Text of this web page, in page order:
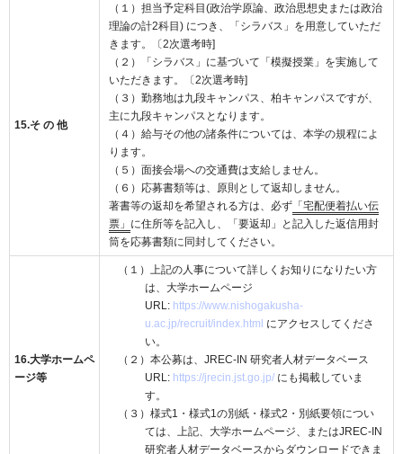
15.そ の 他
（１）担当予定科目(政治学原論、政治思想史または政治
理論の計2科目) につき、「シラバス」を用意していただ
きます。〔2次選考時]
（２）「シラバス」に基づいて「模擬授業」を実施して
いただきます。〔2次選考時]
（３）勤務地は九段キャンパス、柏キャンパスですが、
主に九段キャンパスとなります。
（４）給与その他の諸条件については、本学の規程によ
ります。
（５）面接会場への交通費は支給しません。
（６）応募書類等は、原則として返却しません。
著書等の返却を希望される方は、必ず 「宅配便着払い伝
票」 に住所等を記入し、「要返却」と記入した返信用封
筒を応募書類に同封してください。
16.大学ホームペ
ージ等
（１）上記の人事について詳しくお知りになりたい方
は、大学ホームページ
URL: https://www.nishogakusha-
u.ac.jp/recruit/index.html にアクセスしてくださ
い。
（２）本公募は、JREC-IN 研究者人材データベース
URL: https://jrecin.jst.go.jp/ にも掲載していま
す。
（３）様式1・様式1の別紙・様式2・別紙要領につい
ては、上記、大学ホームページ、またはJREC-IN
研究者人材データベースからダウンロードできま